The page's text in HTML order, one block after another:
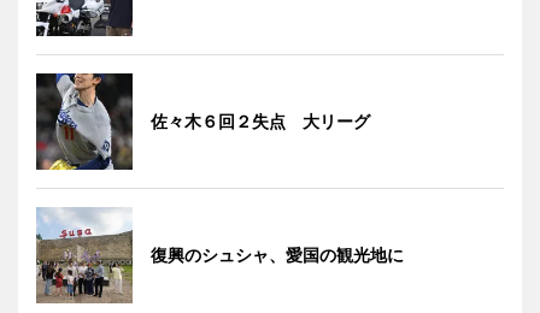
佐々木６回２失点 大リーグ
復興のシュシャ、愛国の観光地に